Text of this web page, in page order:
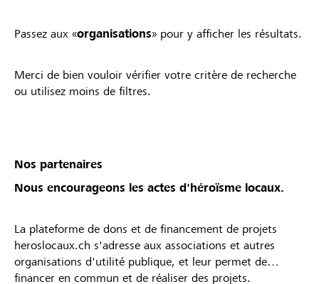
Passez aux «organisations» pour y afficher les résultats.
Merci de bien vouloir vérifier votre critère de recherche
ou utilisez moins de filtres.
Nos partenaires
Nous encourageons les actes d'héroïsme locaux.
La plateforme de dons et de financement de projets
heroslocaux.ch s'adresse aux associations et autres
organisations d'utilité publique, et leur permet de
financer en commun et de réaliser des projets.